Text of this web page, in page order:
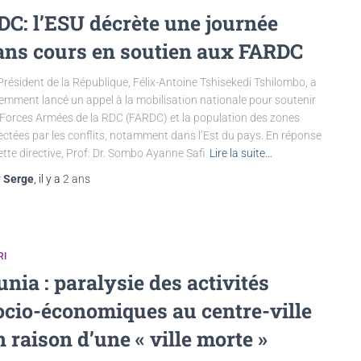
l’ESU décrète une journée
cours en soutien aux FARDC
de la République, Félix-Antoine Tshisekedi Tshilombo, a
lancé un appel à la mobilisation nationale pour soutenir
Armées de la RDC (FARDC) et la population des zones
par les conflits, notamment dans l’Est du pays. En réponse
directive, Prof. Dr. Sombo Ayanne Safi Lire la suite…
Serge , il y a 2 ans
: paralysie des activités
économiques au centre-ville
raison d’une « ville morte »